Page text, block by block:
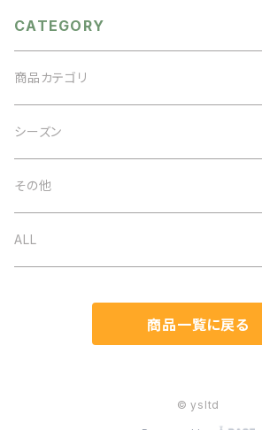
大ぶりアクセ アクセサリー
CATEGORY
商品カテゴリ
アクセサリー
ネックレス
イヤリング
バッグ
ベルト
シーズン
オケージョン
春夏
その他
ALL
商品一覧に戻る
© ysltd